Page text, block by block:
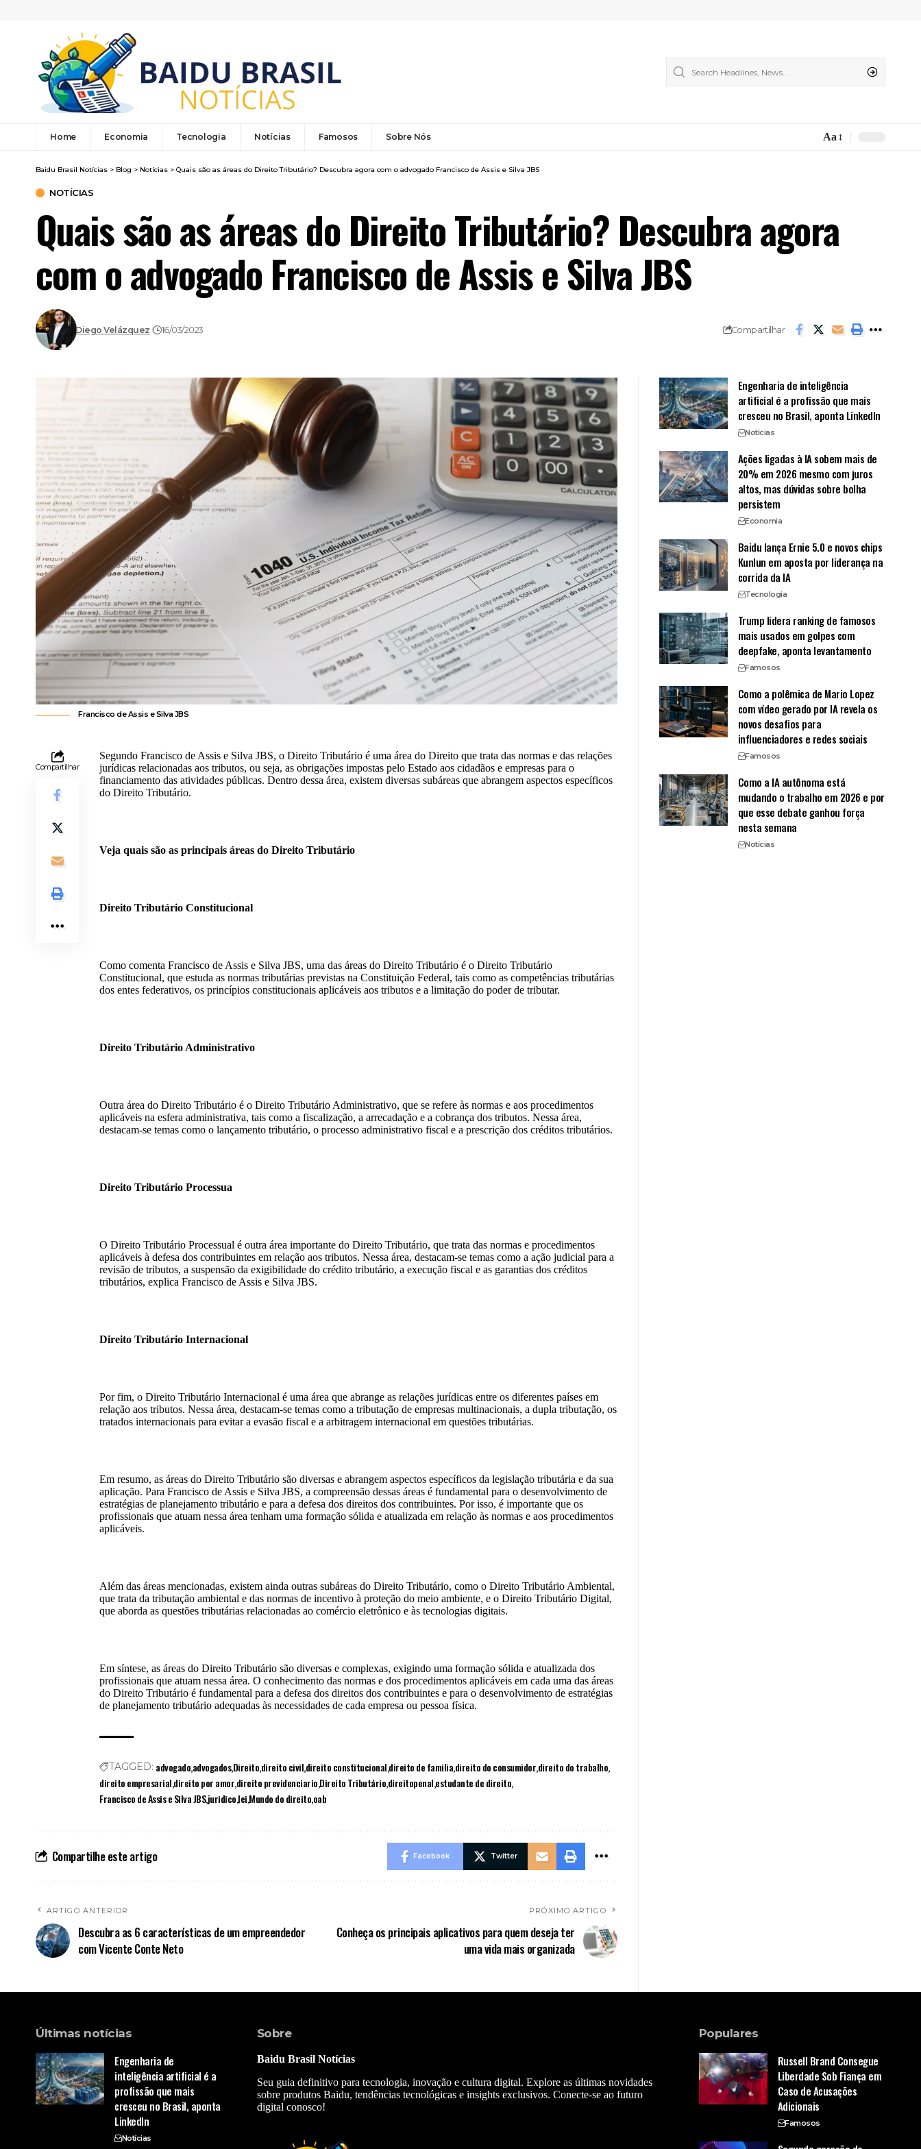
Home Economia Tecnologia Notícias Famosos Sobre Nós
Font
Aa
Baidu Brasil Notícias > Blog > Notícias > Quais são as áreas do Direito Tributário? Descubra agora com o advogado Francisco de Assis e Silva JBS
NOTÍCIAS
Quais são as áreas do Direito Tributário? Descubra agora
com o advogado Francisco de Assis e Silva JBS
Diego Velázquez 16/03/2023 Compartilhar
Francisco de Assis e Silva JBS
Compartilhar
Segundo Francisco de Assis e Silva JBS, o Direito Tributário é uma área do Direito que trata das normas e das relações
jurídicas relacionadas aos tributos, ou seja, as obrigações impostas pelo Estado aos cidadãos e empresas para o
financiamento das atividades públicas. Dentro dessa área, existem diversas subáreas que abrangem aspectos específicos
do Direito Tributário.
Veja quais são as principais áreas do Direito Tributário
Direito Tributário Constitucional
Como comenta Francisco de Assis e Silva JBS, uma das áreas do Direito Tributário é o Direito Tributário
Constitucional, que estuda as normas tributárias previstas na Constituição Federal, tais como as competências tributárias
dos entes federativos, os princípios constitucionais aplicáveis aos tributos e a limitação do poder de tributar.
Direito Tributário Administrativo
Outra área do Direito Tributário é o Direito Tributário Administrativo, que se refere às normas e aos procedimentos
aplicáveis na esfera administrativa, tais como a fiscalização, a arrecadação e a cobrança dos tributos. Nessa área,
destacam-se temas como o lançamento tributário, o processo administrativo fiscal e a prescrição dos créditos tributários.
Direito Tributário Processua
O Direito Tributário Processual é outra área importante do Direito Tributário, que trata das normas e procedimentos
aplicáveis à defesa dos contribuintes em relação aos tributos. Nessa área, destacam-se temas como a ação judicial para a
revisão de tributos, a suspensão da exigibilidade do crédito tributário, a execução fiscal e as garantias dos créditos
tributários, explica Francisco de Assis e Silva JBS.
Direito Tributário Internacional
Por fim, o Direito Tributário Internacional é uma área que abrange as relações jurídicas entre os diferentes países em
relação aos tributos. Nessa área, destacam-se temas como a tributação de empresas multinacionais, a dupla tributação, os
tratados internacionais para evitar a evasão fiscal e a arbitragem internacional em questões tributárias.
Em resumo, as áreas do Direito Tributário são diversas e abrangem aspectos específicos da legislação tributária e da sua
aplicação. Para Francisco de Assis e Silva JBS, a compreensão dessas áreas é fundamental para o desenvolvimento de
estratégias de planejamento tributário e para a defesa dos direitos dos contribuintes. Por isso, é importante que os
profissionais que atuam nessa área tenham uma formação sólida e atualizada em relação às normas e aos procedimentos
aplicáveis.
Além das áreas mencionadas, existem ainda outras subáreas do Direito Tributário, como o Direito Tributário Ambiental,
que trata da tributação ambiental e das normas de incentivo à proteção do meio ambiente, e o Direito Tributário Digital,
que aborda as questões tributárias relacionadas ao comércio eletrônico e às tecnologias digitais.
Em síntese, as áreas do Direito Tributário são diversas e complexas, exigindo uma formação sólida e atualizada dos
profissionais que atuam nessa área. O conhecimento das normas e dos procedimentos aplicáveis em cada uma das áreas
do Direito Tributário é fundamental para a defesa dos direitos dos contribuintes e para o desenvolvimento de estratégias
de planejamento tributário adequadas às necessidades de cada empresa ou pessoa física.
TAGGED: advogadoadvogadosDireitodireito civildireito constitucionaldireito de familiadireito do consumidordireito do trabalho
direito empresarialdireito por amordireito previdenciarioDireito Tributáriodireitopenalestudante de direito
Francisco de Assis e Silva JBSjuridicoleiMundo do direitooab
Compartilhe este artigo Facebook Twitter
ARTIGO ANTERIOR
Descubra as 6 características de um empreendedor
com Vicente Conte Neto
PRÓXIMO ARTIGO
Conheça os principais aplicativos para quem deseja ter
uma vida mais organizada
Engenharia de inteligência
artificial é a profissão que mais
cresceu no Brasil, aponta LinkedIn
Notícias
Ações ligadas à IA sobem mais de
20% em 2026 mesmo com juros
altos, mas dúvidas sobre bolha
persistem
Economia
Baidu lança Ernie 5.0 e novos chips
Kunlun em aposta por liderança na
corrida da IA
Tecnologia
Trump lidera ranking de famosos
mais usados em golpes com
deepfake, aponta levantamento
Famosos
Como a polêmica de Mario Lopez
com vídeo gerado por IA revela os
novos desafios para
influenciadores e redes sociais
Famosos
Como a IA autônoma está
mudando o trabalho em 2026 e por
que esse debate ganhou força
nesta semana
Notícias
Últimas notícias
Engenharia de
inteligência artificial é a
profissão que mais
cresceu no Brasil, aponta
LinkedIn
Notícias
Sobre
Baidu Brasil Notícias
Seu guia definitivo para tecnologia, inovação e cultura digital. Explore as últimas novidades
sobre produtos Baidu, tendências tecnológicas e insights exclusivos. Conecte-se ao futuro
digital conosco!
Populares
Russell Brand Consegue
Liberdade Sob Fiança em
Caso de Acusações
Adicionais
Famosos